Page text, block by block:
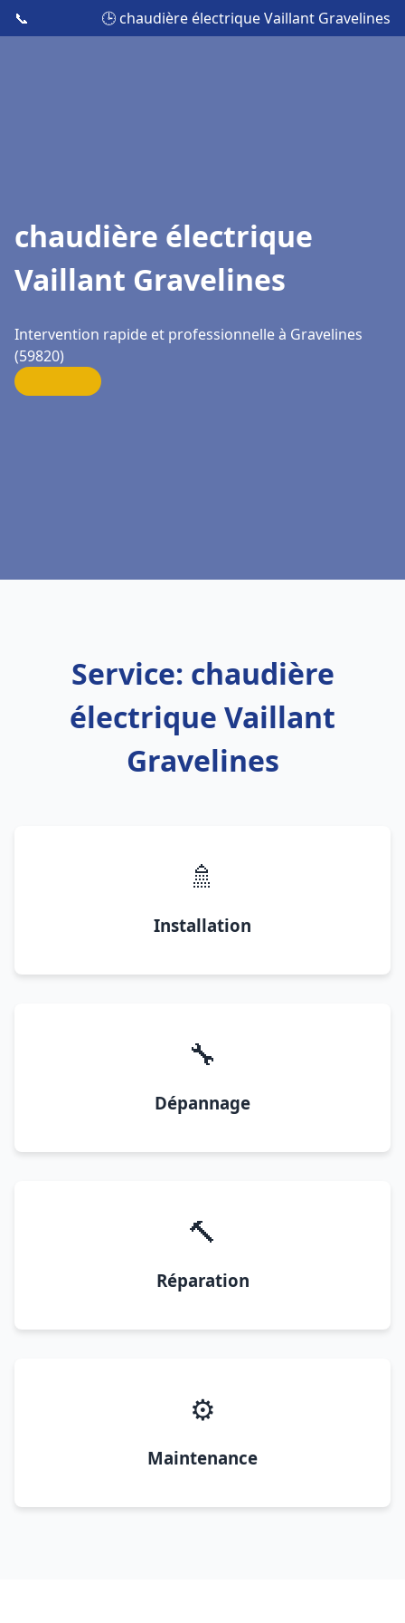
📞 🕒 chaudière électrique Vaillant Gravelines
chaudière électrique
Vaillant Gravelines
Intervention rapide et professionnelle à Gravelines
(59820)
Service: chaudière
électrique Vaillant
Gravelines
🚿
Installation
🔧
Dépannage
🔨
Réparation
⚙️
Maintenance